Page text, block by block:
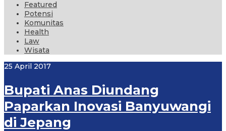
Featured
Potensi
Komunitas
Health
Law
Wisata
25 April 2017
Bupati Anas Diundang
Paparkan Inovasi Banyuwangi
di Jepang